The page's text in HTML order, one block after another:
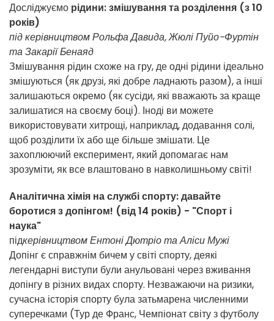
Досліджуємо рідини: змішування та розділення (з 10
років)
під керівництвом Рольфа Давида, Жюлі Пуйо-Фуртін
та Закарії Бенаяд
Змішування рідин схоже на гру, де одні рідини ідеально
змішуються (як друзі, які добре ладнають разом), а інші
залишаються окремо (як сусіди, які вважають за краще
залишатися на своєму боці). Іноді ви можете
використовувати хитрощі, наприклад, додавання солі,
щоб розділити їх або ще більше змішати. Це
захоплюючий експеримент, який допомагає нам
зрозуміти, як все влаштовано в навколишньому світі!
Аналітична хімія на службі спорту: давайте
боротися з допінгом! (від 14 років) - "Спорт і
наука"
підкерівництвом Ентоні Дютріо та Аліси Мужі
Допінг є справжнім бичем у світі спорту, деякі
легендарні виступи були анульовані через вживання
допінгу в різних видах спорту. Незважаючи на ризики,
сучасна історія спорту була затьмарена численними
суперечками (Тур де Франс, Чемпіонат світу з футболу